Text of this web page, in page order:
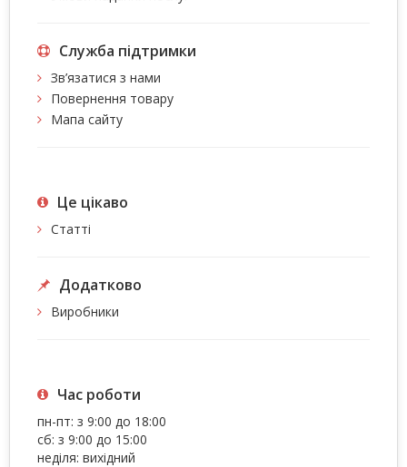
Служба підтримки
Зв’язатися з нами
Повернення товару
Мапа сайту
Це цiкаво
Статті
Додатково
Виробники
Час роботи
пн-пт: з 9:00 до 18:00
сб: з 9:00 до 15:00
неділя: вихідний